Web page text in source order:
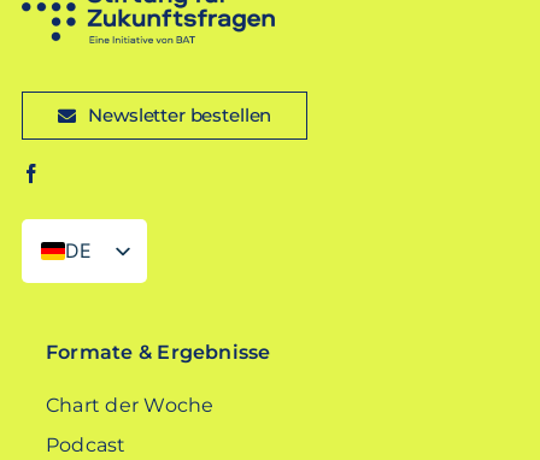
Newsletter bestellen
DE
EN
Formate & Ergebnisse
Chart der Woche
Podcast